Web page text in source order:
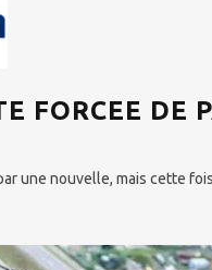
FORCEE DE
une nouvelle, mais cette